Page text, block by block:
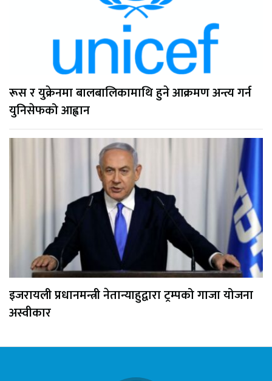
रूस र युक्रेनमा बालबालिकामाथि हुने आक्रमण अन्त्य गर्न
युनिसेफको आह्वान
इजरायली प्रधानमन्त्री नेतान्याहुद्वारा ट्रम्पको गाजा योजना
अस्वीकार